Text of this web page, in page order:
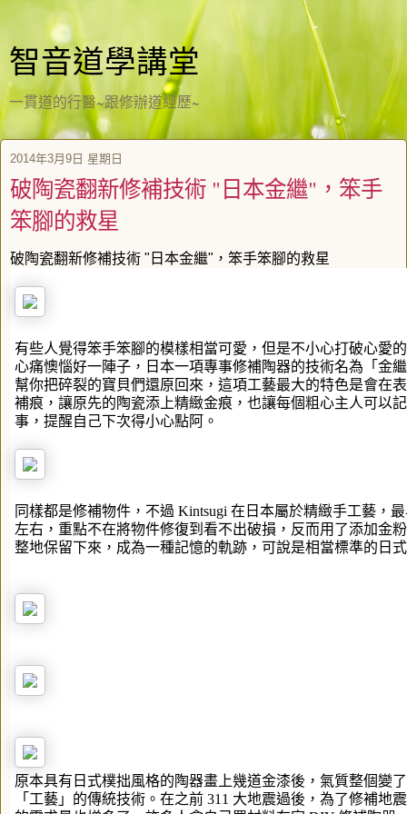
智音道學講堂
一貫道的行醫~跟修辦道經歷~
2014年3月9日 星期日
破陶瓷翻新修補技術 "日本金繼"，笨手
笨腳的救星
破陶瓷翻新修補技術 "日本金繼"，笨手笨腳的救星
有些人覺得笨手笨腳的模樣相當可愛，但是不小心打破心愛
心痛懊惱好一陣子，日本一項專事修補陶器的技術名為「金
幫你把碎裂的寶貝們還原回來，這項工藝最大的特色是會在
補痕，讓原先的陶瓷添上精緻金痕，也讓每個粗心主人可以
事，提醒自己下次得小心點阿。
同樣都是修補物件，不過 Kintsugi 在日本屬於精緻手工藝，
左右，重點不在將物件修復到看不出破損，反而用了添加金
整地保留下來，成為一種記憶的軌跡，可說是相當標準的日
原本具有日式樸拙風格的陶器畫上幾道金漆後，氣質整個變
「工藝」的傳統技術。在之前 311 大地震過後，為了修補地